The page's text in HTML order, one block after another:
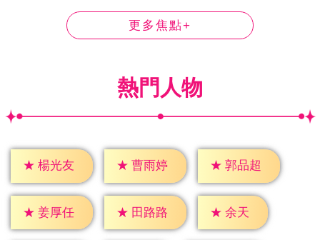
更多焦點+
熱門人物
★ 楊光友 ★ 曹雨婷 ★ 郭品超
★ 姜厚任 ★ 田路路 ★ 余天